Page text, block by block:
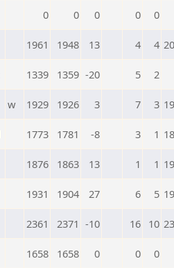
0 0 0 0 0
1961 1948 13 4 4
1339 1359 -20 5 2
w 1929 1926 3 7 3
1773 1781 -8 3 1
1876 1863 13 1 1
1931 1904 27 6 5
2361 2371 -10 16 10
1658 1658 0 0 0